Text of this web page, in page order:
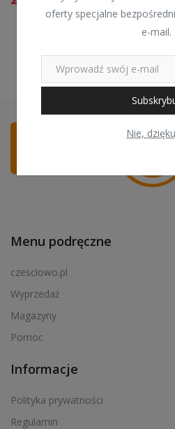
oferty specjalne
e-mail.
Nie,
Menu podręczne
czesciowo.pl
Wyprzedaż
Magazyny
Pomoc
Informacje
Polityka prywatności
Regulamin